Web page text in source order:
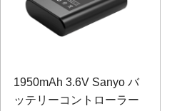
1950mAh 3.6V Sanyo バ
ッテリーコントローラー